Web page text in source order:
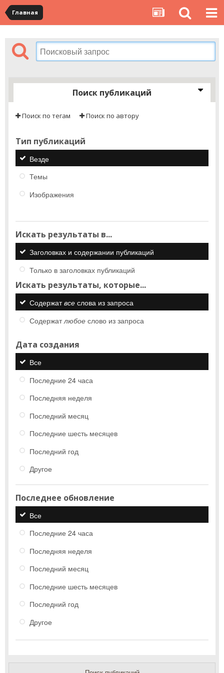
Главная
Поиск публикаций
Поиск по тегам Поиск по автору
Тип публикаций
Везде
Темы
Изображения
Искать результаты в...
Заголовках и содержании публикаций
Только в заголовках публикаций
Искать результаты, которые...
Содержатвсе слова из запроса
Содержатлюбое слово из запроса
Дата создания
Все
Последние 24 часа
Последняя неделя
Последний месяц
Последние шесть месяцев
Последний год
Другое
Последнее обновление
Все
Последние 24 часа
Последняя неделя
Последний месяц
Последние шесть месяцев
Последний год
Другое